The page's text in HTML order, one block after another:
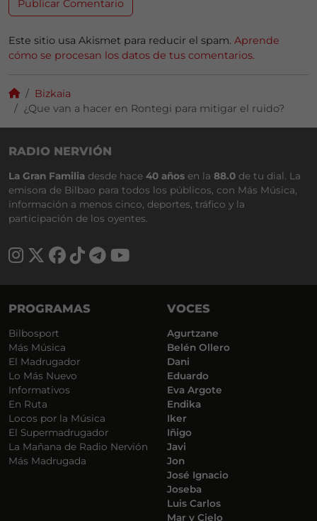
Este sitio usa Akismet para reducir el spam. Aprende
cómo se procesan los datos de tus comentarios.
Bizkaia
¿Que van a hacer en Rontegi para mitigar el ruido?
RADIO NERVIÓN
La Gran Familia desde hace 40 años en la 88.0 de tu dial. La
emisora de Bilbao para todos los públicos, con Más Música,
información a menos cinco, deportes, tráfico y la
participación de los oyentes.
PROGRAMAS
Bilbosport
Más Música
El Madrugador
Lo Más Nuevo
Informativos
En Ruta
Locos por la Música
El Supermadrugador
La Mañana de Radio Nervión
Más Madrugada
VOCES
Agurtzane
Belén Ollero
Dani
Eduardo
Eva Argote
Endika
Iker
Iñigo
Javi
Jon
José Ignacio
Joseba
Luis Carlos
Mar y Cielo